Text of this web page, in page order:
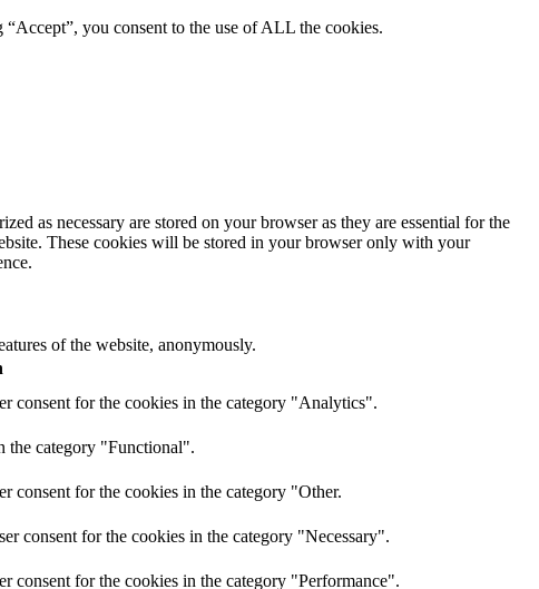
you consent to the use of ALL the cookies.
as necessary are stored on your browser as they are essential for the
These cookies will be stored in your browser only with your
of the website, anonymously.
consent for the cookies in the category "Analytics".
the category "Functional".
consent for the cookies in the category "Other.
consent for the cookies in the category "Necessary".
consent for the cookies in the category "Performance".